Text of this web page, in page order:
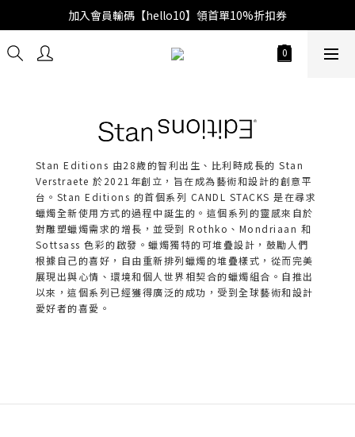
加入會員輸碼【hello10】領首單10%折扣券
Stan Editions 由28歲的智利出生、比利時成長的 Stan
Verstraete 於2021年創立，旨在成為藝術和設計的創意平
台。Stan Editions 的首個系列 CANDL STACKS 是在尋求
蠟燭全新使用方式的過程中誕生的。這個系列的靈感來自於
對雕塑蠟燭需求的增長，並受到 Rothko、Mondriaan 和
Sottsass 色彩的啟發。蠟燭獨特的可堆疊設計，鼓勵人們
根據自己的喜好，自由重新排列蠟燭的堆疊樣式，從而完美
展現出與心情、環境和個人世界相契合的蠟燭組合。自推出
以來，這個系列已經獲得廣泛的成功，受到全球藝術和設計
愛好者的喜愛。